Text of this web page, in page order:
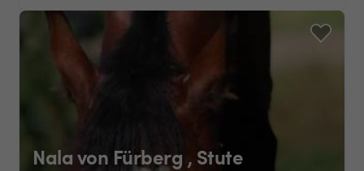
Nala von Fürberg , Stute